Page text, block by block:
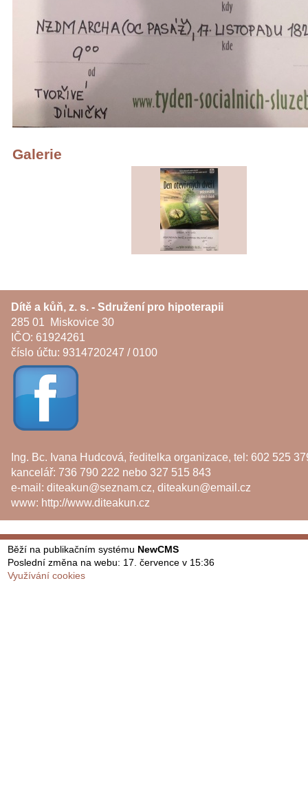
Galerie
Dítě a kůň, z. s. - Sdružení pro hipoterapii
285 01 Miskovice 30
IČO: 61924261
číslo účtu: 9314720247 / 0100
Ing. Bc. Ivana Hudcová, ředitelka organizace, tel: 602 525
kancelář: 736 790 222 nebo 327 515 843
e-mail: diteakun@seznam.cz, diteakun@email.cz
www: http://www.diteakun.cz
Běží na publikačním systému NewCMS
Poslední změna na webu: 17. července v 15:36
Využívání cookies